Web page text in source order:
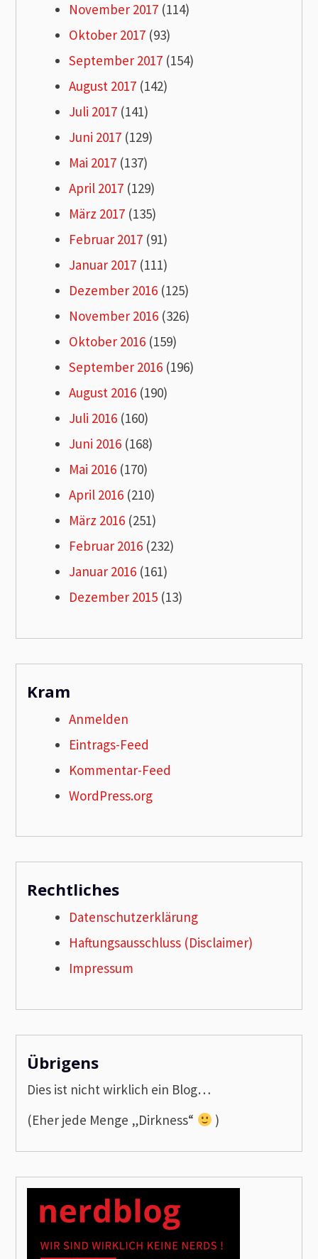
November 2017 (114)
Oktober 2017 (93)
September 2017 (154)
August 2017 (142)
Juli 2017 (141)
Juni 2017 (129)
Mai 2017 (137)
April 2017 (129)
März 2017 (135)
Februar 2017 (91)
Januar 2017 (111)
Dezember 2016 (125)
November 2016 (326)
Oktober 2016 (159)
September 2016 (196)
August 2016 (190)
Juli 2016 (160)
Juni 2016 (168)
Mai 2016 (170)
April 2016 (210)
März 2016 (251)
Februar 2016 (232)
Januar 2016 (161)
Dezember 2015 (13)
Kram
Anmelden
Eintrags-Feed
Kommentar-Feed
WordPress.org
Rechtliches
Datenschutzerklärung
Haftungsausschluss (Disclaimer)
Impressum
Übrigens
Dies ist nicht wirklich ein Blog…
(Eher jede Menge „Dirkness“
)